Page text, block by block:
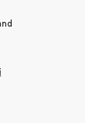
Facebookissa
välilehdessä
Instagrammissa
välilehdessä